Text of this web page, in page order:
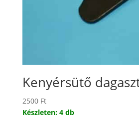
Kenyérsütő
2500 Ft
Készleten: 4 db